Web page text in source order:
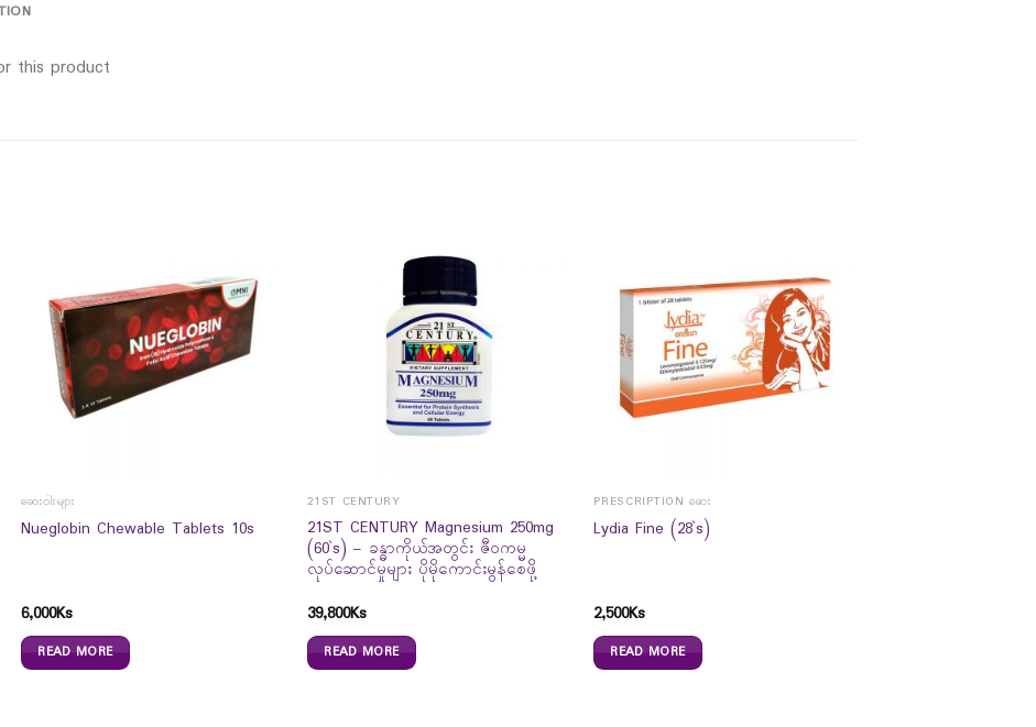
this product
ဆေးဝါးများ
Nueglobin Chewable Tablets 10s
6,000Ks
READ MORE
21ST CENTURY
21ST CENTURY Magnesium 250mg
(60`s) – ခန္ဓာကိုယ်အတွင်း ဇီဝကမ္မ
လုပ်ဆောင်မှုများ ပိုမိုကောင်းမွန်စေဖို့
39,800Ks
READ MORE
PRESCRIPTION ဆေး
Lydia Fine (28`s)
2,500Ks
READ MORE